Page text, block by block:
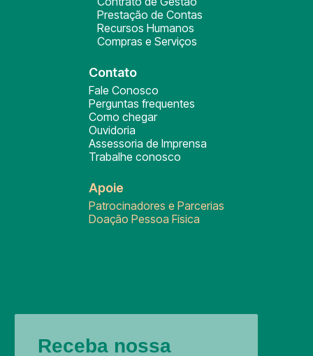
Prestação de Contas
Recursos Humanos
Compras e Serviços
Contato
Fale Conosco
Perguntas frequentes
Como chegar
Ouvidoria
Assessoria de Imprensa
Trabalhe conosco
Apoie
Patrocinadores e Parcerias
Doação Pessoa Física